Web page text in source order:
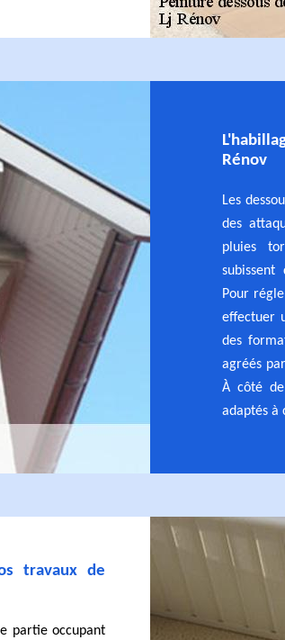
Rénov
Les
des
pluies
subissent
Pour
effectuer
des
agréés
À côté
adaptés à
travaux de
partie occupant